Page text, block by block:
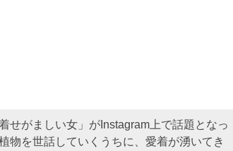
せがましい女」がInstagram上で話題となっ
物を世話していくうちに、愛着が湧いてき